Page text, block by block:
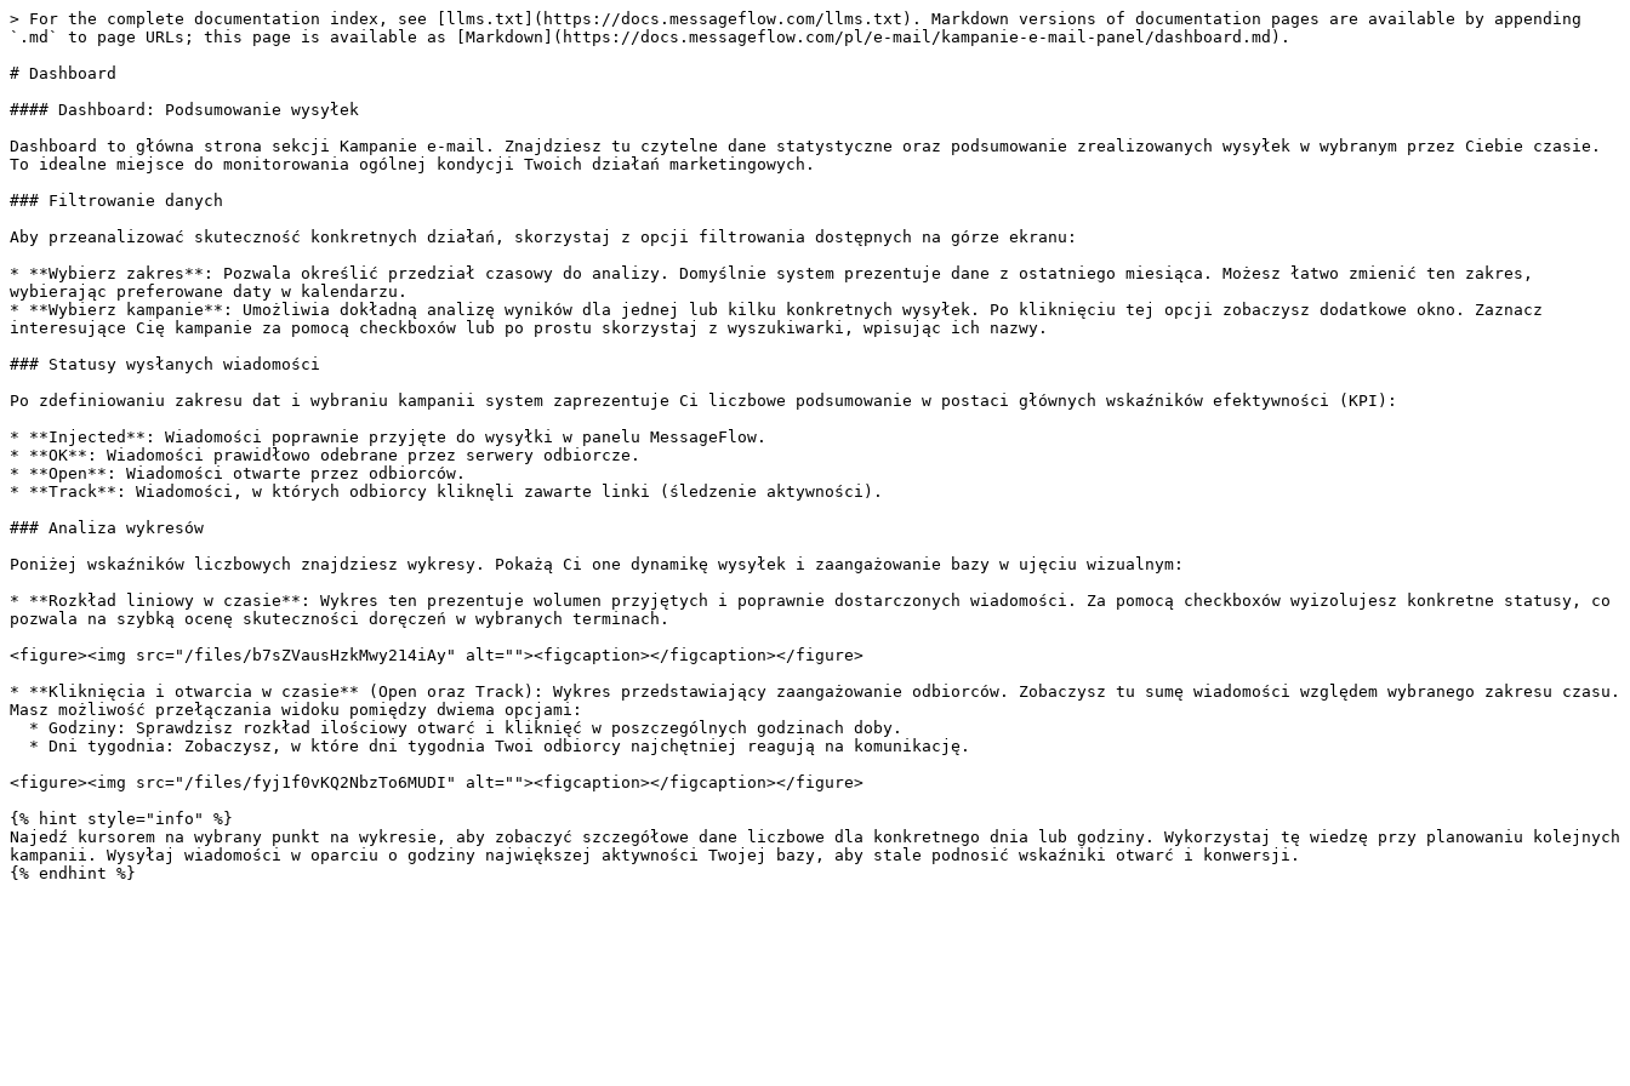
> For the complete documentation index, see [llms.txt](https://docs.messageflow.com/llms.txt). Markdown versions of documentation pages are available by appending
`.md` to page URLs; this page is available as [Markdown](https://docs.messageflow.com/pl/e-mail/kampanie-e-mail-panel/dashboard.md).
# Dashboard
#### Dashboard: Podsumowanie wysyłek
Dashboard to główna strona sekcji Kampanie e-mail. Znajdziesz tu czytelne dane statystyczne oraz podsumowanie zrealizowanych wysyłek w wybranym przez Ciebie czasie.
To idealne miejsce do monitorowania ogólnej kondycji Twoich działań marketingowych.
### Filtrowanie danych
Aby przeanalizować skuteczność konkretnych działań, skorzystaj z opcji filtrowania dostępnych na górze ekranu:
* **Wybierz zakres**: Pozwala określić przedział czasowy do analizy. Domyślnie system prezentuje dane z ostatniego miesiąca. Możesz łatwo zmienić ten zakres,
wybierając preferowane daty w kalendarzu.
* **Wybierz kampanie**: Umożliwia dokładną analizę wyników dla jednej lub kilku konkretnych wysyłek. Po kliknięciu tej opcji zobaczysz dodatkowe okno. Zaznacz
interesujące Cię kampanie za pomocą checkboxów lub po prostu skorzystaj z wyszukiwarki, wpisując ich nazwy.
### Statusy wysłanych wiadomości
Po zdefiniowaniu zakresu dat i wybraniu kampanii system zaprezentuje Ci liczbowe podsumowanie w postaci głównych wskaźników efektywności (KPI):
* **Injected**: Wiadomości poprawnie przyjęte do wysyłki w panelu MessageFlow.
* **OK**: Wiadomości prawidłowo odebrane przez serwery odbiorcze.
* **Open**: Wiadomości otwarte przez odbiorców.
* **Track**: Wiadomości, w których odbiorcy kliknęli zawarte linki (śledzenie aktywności).
### Analiza wykresów
Poniżej wskaźników liczbowych znajdziesz wykresy. Pokażą Ci one dynamikę wysyłek i zaangażowanie bazy w ujęciu wizualnym:
* **Rozkład liniowy w czasie**: Wykres ten prezentuje wolumen przyjętych i poprawnie dostarczonych wiadomości. Za pomocą checkboxów wyizolujesz konkretne statusy, co
pozwala na szybką ocenę skuteczności doręczeń w wybranych terminach.
<figure><img src="/files/b7sZVausHzkMwy214iAy" alt=""><figcaption></figcaption></figure>
* **Kliknięcia i otwarcia w czasie** (Open oraz Track): Wykres przedstawiający zaangażowanie odbiorców. Zobaczysz tu sumę wiadomości względem wybranego zakresu czasu.
Masz możliwość przełączania widoku pomiędzy dwiema opcjami:
<figure><img src="/files/fyj1f0vKQ2NbzTo6MUDI" alt=""><figcaption></figcaption></figure>
{% hint style="info" %}
Najedź kursorem na wybrany punkt na wykresie, aby zobaczyć szczegółowe dane liczbowe dla konkretnego dnia lub godziny. Wykorzystaj tę wiedzę przy planowaniu kolejnych
kampanii. Wysyłaj wiadomości w oparciu o godziny największej aktywności Twojej bazy, aby stale podnosić wskaźniki otwarć i konwersji.